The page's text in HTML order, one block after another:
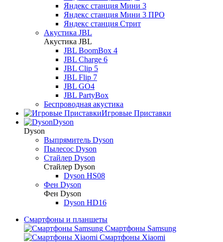
Яндекс станция Мини 3
Яндекс станция Мини 3 ПРО
Яндекс станция Стрит
Акустика JBL
Акустика JBL
JBL BoomBox 4
JBL Charge 6
JBL Clip 5
JBL Flip 7
JBL GO4
JBL PartyBox
Беспроводная акустика
Игровые Приставки
Dyson
Dyson
Выпрямитель Dyson
Пылесос Dyson
Стайлер Dyson
Стайлер Dyson
Dyson HS08
Фен Dyson
Фен Dyson
Dyson HD16
Смартфоны и планшеты
Смартфоны Samsung
Смартфоны Xiaomi